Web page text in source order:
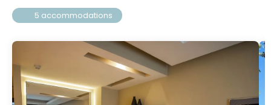
5 accommodations